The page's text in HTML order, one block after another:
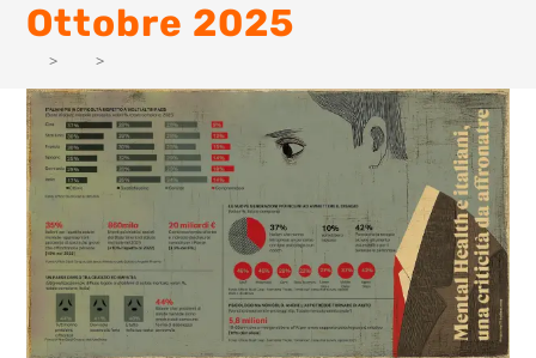
Ottobre 2025
> >